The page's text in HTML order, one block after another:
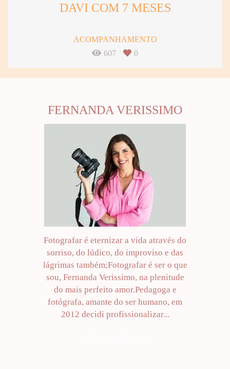
DAVI COM 7 MESES
ACOMPANHAMENTO
607
0
FERNANDA VERISSIMO
Fotografar é eternizar a vida através do
sorriso, do lúdico, do improviso e das
lágrimas também;Fotografar é ser o que
sou, Fernanda Verissimo, na plenitude
do mais perfeito amor.Pedagoga e
fotógrafa, amante do ser humano, em
2012 decidi profissionalizar...